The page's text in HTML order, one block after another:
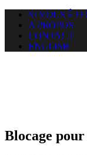
SI VOUS
A PROPOS
CONTACT
ENGLISH
Blocage